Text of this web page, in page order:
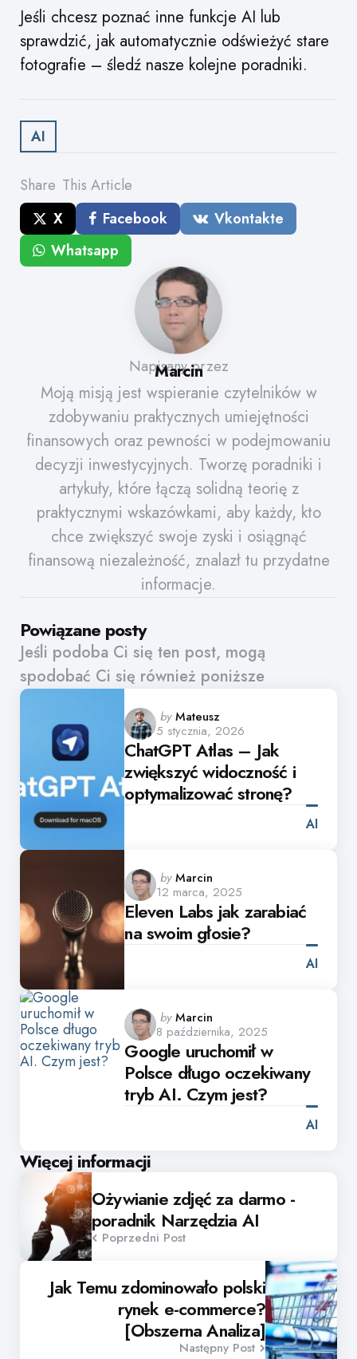
Jeśli chcesz poznać inne funkcje AI lub
sprawdzić, jak automatycznie odświeżyć stare
fotografie – śledź nasze kolejne poradniki.
AI
Share This Article
X
Facebook
Vkontakte
Whatsapp
Powiązane posty
Jeśli podoba Ci się ten post, mogą
spodobać Ci się również poniższe
Posted
by
by Mateusz
5 stycznia, 2026
ChatGPT Atlas – Jak
zwiększyć widoczność i
optymalizować stronę?
AI
Posted
by
by Marcin
12 marca, 2025
Eleven Labs jak zarabiać
na swoim głosie?
AI
Posted
by
by Marcin
8 października, 2025
Google uruchomił w
Polsce długo oczekiwany
tryb AI. Czym jest?
AI
Napisany przez
Marcin
Moją misją jest wspieranie czytelników w
zdobywaniu praktycznych umiejętności
finansowych oraz pewności w podejmowaniu
decyzji inwestycyjnych. Tworzę poradniki i
artykuły, które łączą solidną teorię z
praktycznymi wskazówkami, aby każdy, kto
chce zwiększyć swoje zyski i osiągnąć
finansową niezależność, znalazł tu przydatne
informacje.
Więcej informacji
Post
navigationOżywianie zdjęć za darmo -
poradnik Narzędzia AI
Poprzedni Post
Jak Temu zdominowało polski
rynek e-commerce?
[Obszerna Analiza]
Następny Post